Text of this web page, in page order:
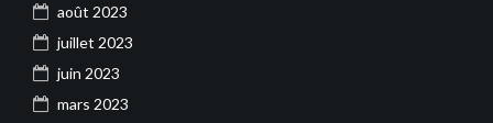
août 2023
juillet 2023
juin 2023
mars 2023